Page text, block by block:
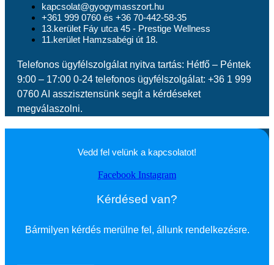
kapcsolat@gyogymasszort.hu
+361 999 0760 és +36 70-442-58-35
13.kerület Fáy utca 45 - Prestige Wellness
11.kerület Hamzsabégi út 18.
Telefonos ügyfélszolgálat nyitva tartás: Hétfő – Péntek
9:00 – 17:00 0-24 telefonos ügyfélszolgálat: +36 1 999
0760 AI asszisztensünk segít a kérdéseket
megválaszolni.
Vedd fel velünk a kapcsolatot!
Facebook Instagram
Kérdésed van?
Bármilyen kérdés merülne fel, állunk rendelkezésre.